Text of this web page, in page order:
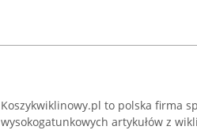
Koszykwiklinowy.pl to polska firma
wysokogatunkowych artykułów z